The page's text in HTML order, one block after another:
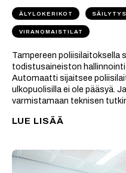
ÄLYLOKERIKOT
VIRANOMAISTILAT
Tampereen poliisilaitoksella
todistusaineiston
Automaatti sijaitsee
ulkopuolisilla ei ole pääsyä.
varmistamaan teknisen
LUE LISÄÄ